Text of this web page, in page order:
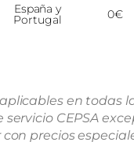
España y
Portugal 0€
en todas
CEPSA
precios